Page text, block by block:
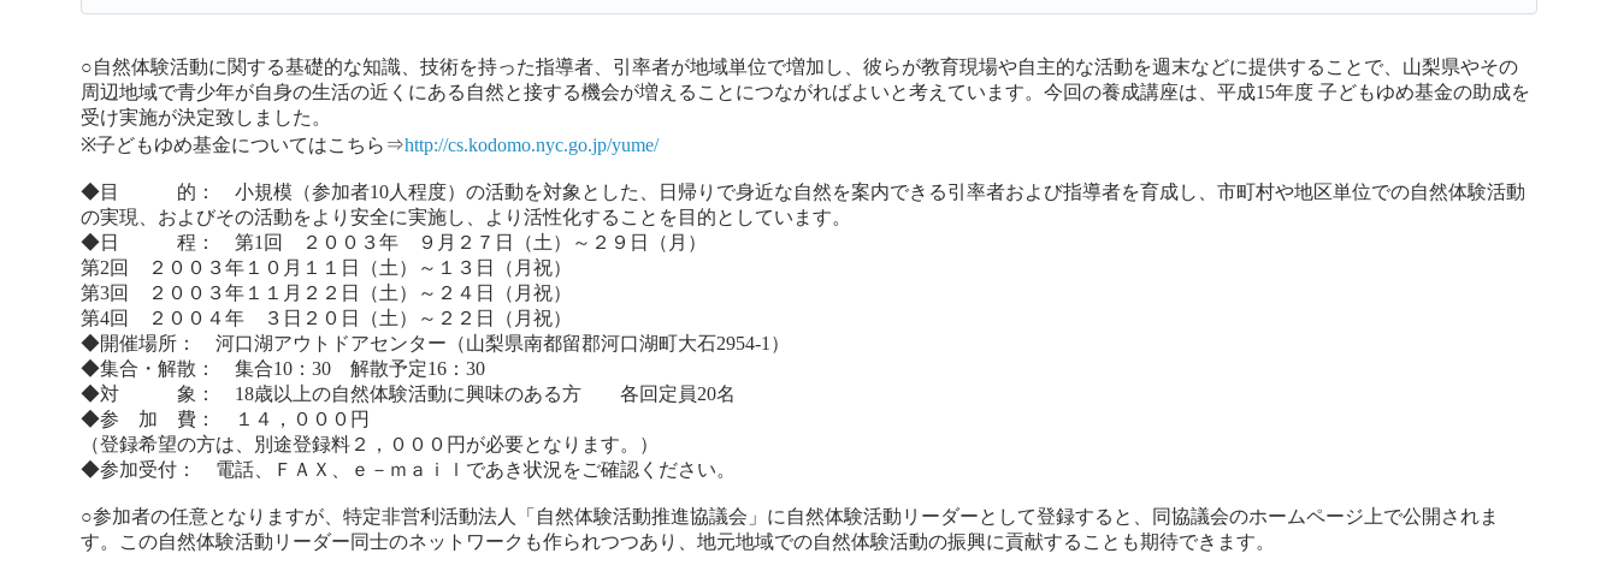
○自然体験活動に関する基礎的な知識、技術を持った指導者、引率者が地域単位で増加し、彼らが教育現場や自主的な活動を週末などに提供することで、山梨県やその
周辺地域で青少年が自身の生活の近くにある自然と接する機会が増えることにつながればよいと考えています。今回の養成講座は、平成15年度 子どもゆめ基金の助成を
受け実施が決定致しました。
※子どもゆめ基金についてはこちら⇒http://cs.kodomo.nyc.go.jp/yume/
◆目 的： 小規模（参加者10人程度）の活動を対象とした、日帰りで身近な自然を案内できる引率者および指導者を育成し、市町村や地区単位での自然体験活動
の実現、およびその活動をより安全に実施し、より活性化することを目的としています。
◆日 程： 第1回 ２００３年 ９月２７日（土）～２９日（月）
第2回 ２００３年１０月１１日（土）～１３日（月祝）
第3回 ２００３年１１月２２日（土）～２４日（月祝）
第4回 ２００４年 ３日２０日（土）～２２日（月祝）
◆開催場所： 河口湖アウトドアセンター（山梨県南都留郡河口湖町大石2954-1）
◆集合・解散： 集合10：30 解散予定16：30
◆対 象： 18歳以上の自然体験活動に興味のある方 各回定員20名
◆参 加 費： １４，０００円
（登録希望の方は、別途登録料２，０００円が必要となります。）
◆参加受付： 電話、ＦＡＸ、ｅ－ｍａｉｌであき状況をご確認ください。
○参加者の任意となりますが、特定非営利活動法人「自然体験活動推進協議会」に自然体験活動リーダーとして登録すると、同協議会のホームページ上で公開されま
す。この自然体験活動リーダー同士のネットワークも作られつつあり、地元地域での自然体験活動の振興に貢献することも期待できます。